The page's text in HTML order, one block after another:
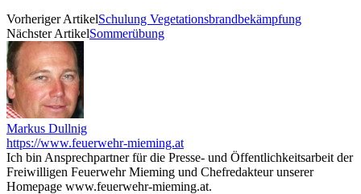
Vorheriger ArtikelSchulung Vegetationsbrandbekämpfung
Nächster ArtikelSommerübung
Markus Dullnig
https://www.feuerwehr-mieming.at
Ich bin Ansprechpartner für die Presse- und Öffentlichkeitsarbeit der
Freiwilligen Feuerwehr Mieming und Chefredakteur unserer
Homepage www.feuerwehr-mieming.at.